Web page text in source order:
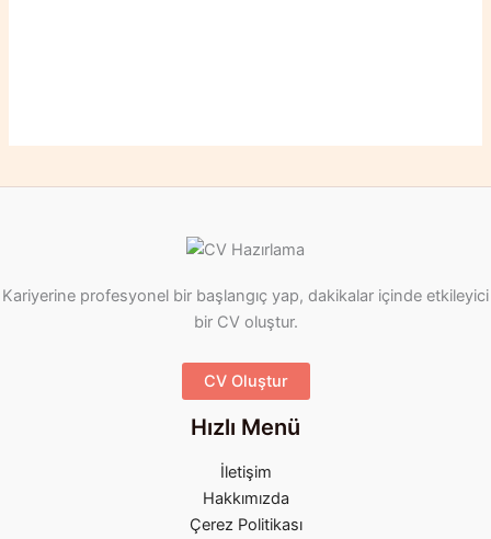
Kariyerine profesyonel bir başlangıç yap, dakikalar içinde etkileyici
bir CV oluştur.
CV Oluştur
Hızlı Menü
İletişim
Hakkımızda
Çerez Politikası